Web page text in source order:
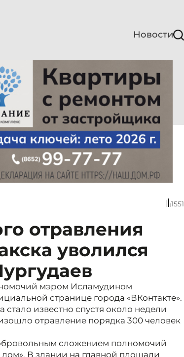
Новости
1551
отравления
уволился
мэром Исламудином
странице города «ВКонтакте».
известно спустя около недели
отравление порядка 300 человек
сложением полномочий
дом». В здании на главной площади